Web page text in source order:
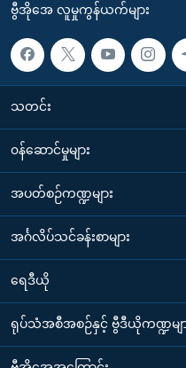
ဗွီအိုအေ လူမှုကွန်ယက်များ
သတင်း
၀န်ဆောင်မှုများ
အပတ်စဉ်ကဏ္ဍများ
အင်္ဂလိပ်သင်ခန်းစာများ
ရေဒီယို
ရုပ်သံအစီအစဉ်နှင့် ဗွီဒီယိုကဏ္ဍမျာ